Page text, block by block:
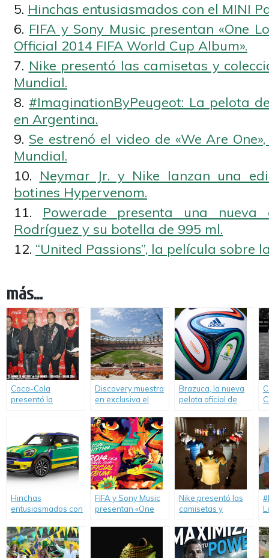
Hinchas entusiasmados con el MINI
FIFA y Sony Music presentan «One
Official 2014 FIFA World Cup Album».
Nike presentó las camisetas y
Mundial.
#ImaginationByPeugeot: La pelota
en Argentina.
Se estrenó el video de «We Are
Mundial.
Neymar Jr. y Nike lanzan una
botines Hypervenom.
Powerade presenta una nueva
Rodríguez y su botella de 995 ml.
“United Passions”, la película sobre
más...
Coca-Cola
presentó la
Discovery muestra
en exclusiva el
del evento más
grande del fútbol
en «Construyendo
los Estadios».
Brazuca, la nueva
pelota oficial de
Copa Mundial de la
FIFA Brasil 2014.
Hinchas
entusiasmados con
GoalCooper.
FIFA y Sony Music
presentan «One
FIFA World Cup
Album».
Nike presentó las
camisetas y
oficiales para el
Mundial.